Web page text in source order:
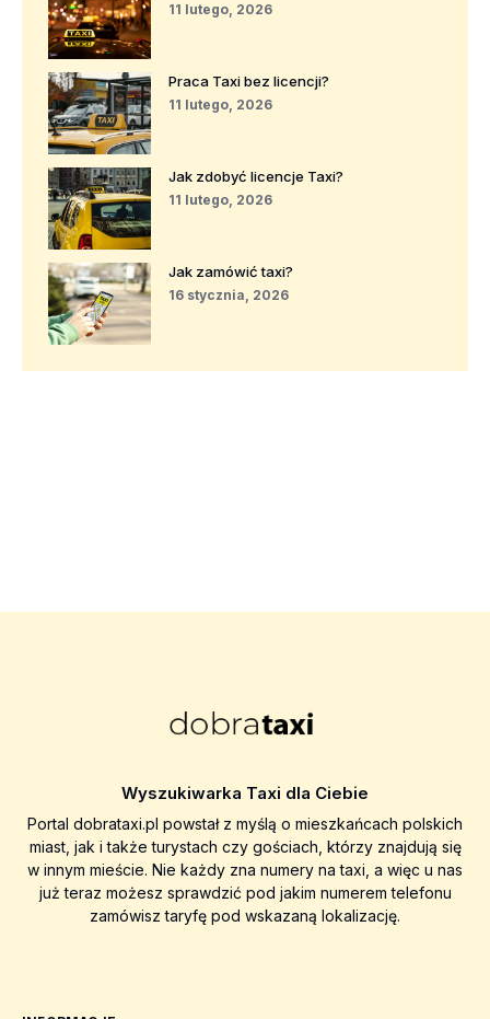
11 lutego, 2026
Praca Taxi bez licencji?
11 lutego, 2026
Jak zdobyć licencje Taxi?
11 lutego, 2026
Jak zamówić taxi?
16 stycznia, 2026
Wyszukiwarka Taxi dla Ciebie
Portal dobrataxi.pl powstał z myślą o mieszkańcach polskich
miast, jak i także turystach czy gościach, którzy znajdują się
w innym mieście. Nie każdy zna numery na taxi, a więc u nas
już teraz możesz sprawdzić pod jakim numerem telefonu
zamówisz taryfę pod wskazaną lokalizację.